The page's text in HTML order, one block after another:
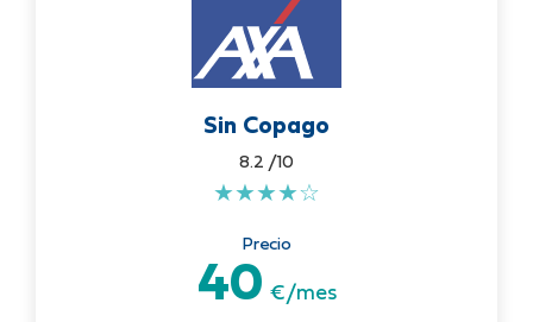
Sin Copago
8.2 /10
★★★★☆
Precio
40 €/mes